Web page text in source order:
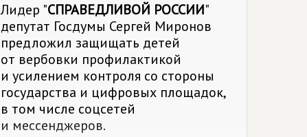
Лидер "СПРАВЕДЛИВОЙ РОССИИ"
депутат Госдумы Сергей Миронов
предложил защищать детей
от вербовки профилактикой
и усилением контроля со стороны
государства и цифровых площадок,
в том числе соцсетей
и мессенджеров.